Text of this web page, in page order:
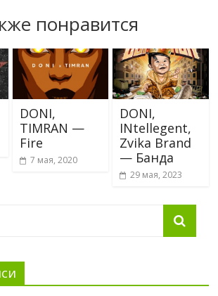
понравится
DONI,
TIMRAN —
Fire
7 мая, 2020
DONI,
INtellegent,
Zvika Brand
— Банда
29 мая, 2023